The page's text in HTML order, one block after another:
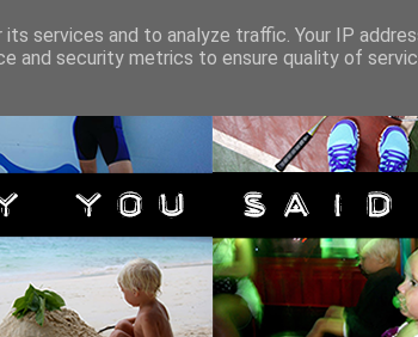
services and to analyze traffic. Your IP
and security metrics to ensure quality of